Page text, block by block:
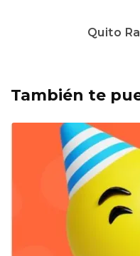
Quito
También te